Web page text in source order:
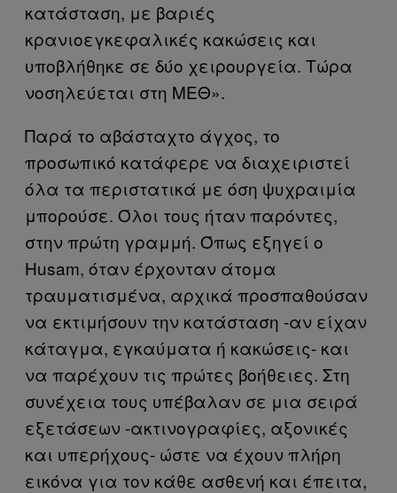
κατάσταση, με βαριές
κρανιοεγκεφαλικές κακώσεις και
υποβλήθηκε σε δύο χειρουργεία. Τώρα
νοσηλεύεται στη ΜΕΘ».
Παρά το αβάσταχτο άγχος, το
προσωπικό κατάφερε να διαχειριστεί
όλα τα περιστατικά με όση ψυχραιμία
μπορούσε. Όλοι τους ήταν παρόντες,
στην πρώτη γραμμή. Όπως εξηγεί ο
Husam, όταν έρχονταν άτομα
τραυματισμένα, αρχικά προσπαθούσαν
να εκτιμήσουν την κατάσταση -αν είχαν
κάταγμα, εγκαύματα ή κακώσεις- και
να παρέχουν τις πρώτες βοήθειες. Στη
συνέχεια τους υπέβαλαν σε μια σειρά
εξετάσεων -ακτινογραφίες, αξονικές
και υπερήχους- ώστε να έχουν πλήρη
εικόνα για τον κάθε ασθενή και έπειτα,